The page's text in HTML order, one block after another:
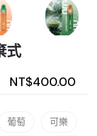
式
NT$400.00
葡萄
可樂